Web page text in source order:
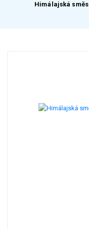
Himálajská